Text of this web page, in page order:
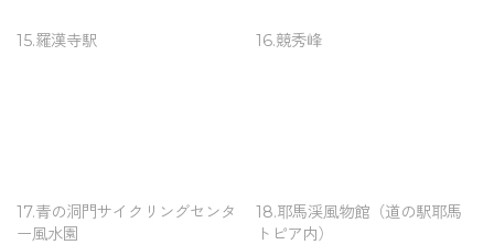
15.羅漢寺駅 16.競秀峰
17.青の洞門サイクリングセンタ
ー風水園
18.耶馬渓風物館（道の駅耶馬
トピア内）